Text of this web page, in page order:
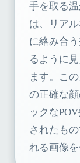
手を取る
は、リア
に絡み合
るように
ます。こ
の正確な
ックな
されたも
れる画像を